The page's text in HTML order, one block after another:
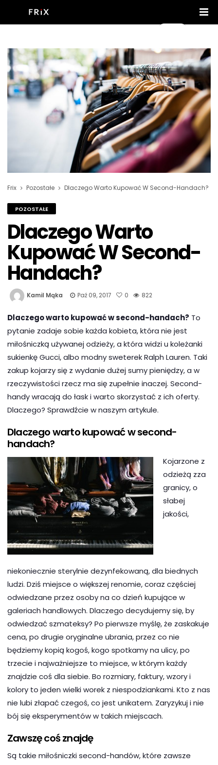
Frix Pozostałe Dlaczego Warto Kupować W Second-Handach?
POZOSTAŁE
Dlaczego Warto
Kupować W Second-
Handach?
Kamil Mąka Paź 09, 2017 0 822
Dlaczego warto kupować w second-handach? To
pytanie zadaje sobie każda kobieta, która nie jest
miłośniczką używanej odzieży, a która widzi u koleżanki
sukienkę Gucci, albo modny sweterek Ralph Lauren. Taki
zakup kojarzy się z wydanie dużej sumy pieniędzy, a w
rzeczywistości rzecz ma się zupełnie inaczej. Second-
handy wracają do łask i warto skorzystać z ich oferty.
Dlaczego? Sprawdźcie w naszym artykule.
Dlaczego warto kupować w second-
handach?
Kojarzone z
odzieżą zza
granicy, o
słabej
jakości,
niekoniecznie sterylnie dezynfekowaną, dla biednych
ludzi. Dziś miejsce o większej renomie, coraz częściej
odwiedzane przez osoby na co dzień kupujące w
galeriach handlowych. Dlaczego decydujemy się, by
odwiedzać szmateksy? Po pierwsze myślę, że zaskakuje
cena, po drugie oryginalne ubrania, przez co nie
będziemy kopią kogoś, kogo spotkamy na ulicy, po
trzecie i najważniejsze to miejsce, w którym każdy
znajdzie coś dla siebie. Bo rozmiary, faktury, wzory i
kolory to jeden wielki worek z niespodziankami. Kto z nas
nie lubi złapać czegoś, co jest unikatem. Zaryzykuj i nie
bój się eksperymentów w takich miejscach.
Zawszę coś znajdę
Są takie miłośniczki second-handów, które zawsze